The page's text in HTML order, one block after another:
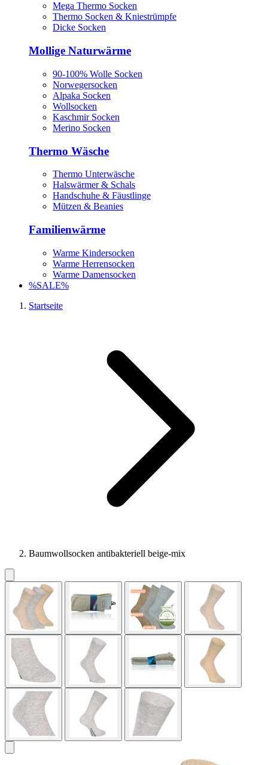
Mega Thermo Socken
Thermo Socken & Kniestrümpfe
Dicke Socken
Mollige Naturwärme
90-100% Wolle Socken
Norwegersocken
Alpaka Socken
Wollsocken
Kaschmir Socken
Merino Socken
Thermo Wäsche
Thermo Unterwäsche
Halswärmer & Schals
Handschuhe & Fäustlinge
Mützen & Beanies
Familienwärme
Warme Kindersocken
Warme Herrensocken
Warme Damensocken
%SALE%
Startseite
Baumwollsocken antibakteriell beige-mix